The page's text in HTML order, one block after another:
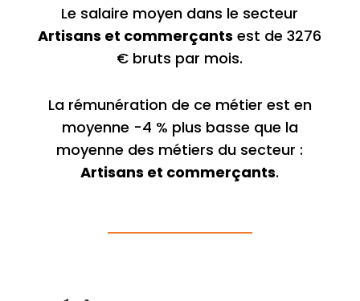
Le salaire moyen dans le secteur
Artisans et commerçants est de 3276
€ bruts par mois.
La rémunération de ce métier est en
moyenne -4 % plus basse que la
moyenne des métiers du secteur :
Artisans et commerçants.